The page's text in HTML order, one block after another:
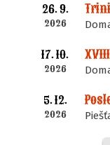
26. 9.
2026
17. 10.
2026
5. 12.
2026